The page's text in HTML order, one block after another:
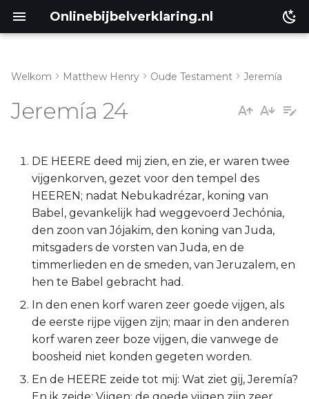
Onlinebijbelverklaring.nl
Lukas
Johannes
Handelingen
Romeinen
1 Korinthe
2 Korinthe
Galaten
Welkom Matthew Henry Oude Testament Jeremía
Jeremía 24
DE HEERE deed mij zien, en zie, er waren twee
vijgenkorven, gezet voor den tempel des
HEEREN; nadat Nebukadrézar, koning van
Babel, gevankelijk had weggevoerd Jechónia,
den zoon van Jójakim, den koning van Juda,
mitsgaders de vorsten van Juda, en de
timmerlieden en de smeden, van Jeruzalem, en
hen te Babel gebracht had.
In den enen korf waren zeer goede vijgen, als
de eerste rijpe vijgen zijn; maar in den anderen
korf waren zeer boze vijgen, die vanwege de
boosheid niet konden gegeten worden.
En de HEERE zeide tot mij: Wat ziet gij, Jeremía?